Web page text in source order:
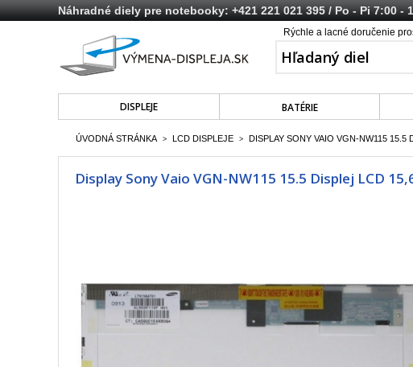
Náhradné diely pre notebooky:+421 221 021 395/ Po - Pi 7:00 -
Rýchle a lacné doručenie
DISPLEJE BATÉRIE
ÚVODNÁ STRÁNKA > LCD DISPLEJE > DISPLAY SONY VAIO VGN-NW115 15.5
Display Sony Vaio VGN-NW115 15.5 Displej LCD